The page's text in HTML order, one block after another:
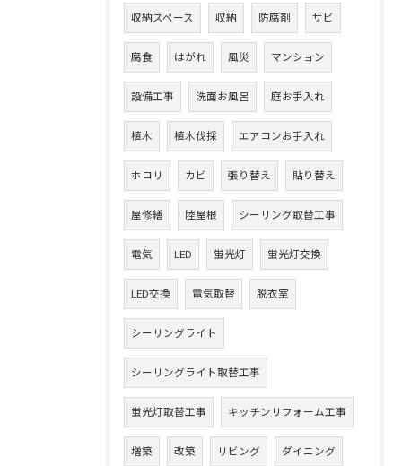
収納スペース 収納 防腐剤 サビ
腐食 はがれ 風災 マンション
設備工事 洗面お風呂 庭お手入れ
植木 植木伐採 エアコンお手入れ
ホコリ カビ 張り替え 貼り替え
屋修繕 陸屋根 シーリング取替工事
電気 LED 蛍光灯 蛍光灯交換
LED交換 電気取替 脱衣室
シーリングライト
シーリングライト取替工事
蛍光灯取替工事 キッチンリフォーム工事
増築 改築 リビング ダイニング